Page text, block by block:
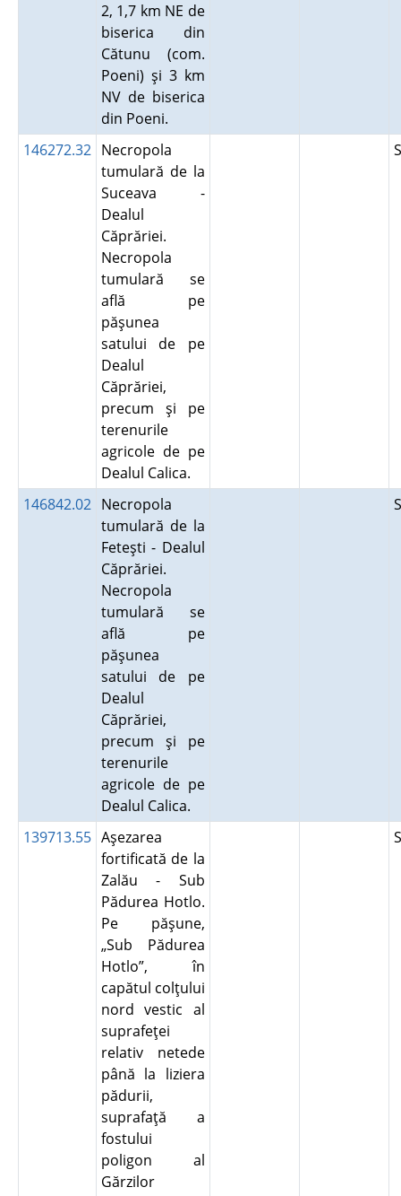
2, 1,7 km NE de
biserica din
Cătunu (com.
Poeni) şi 3 km
NV de biserica
din Poeni.
146272.32 Necropola
tumulară de la
Suceava -
Dealul
Căprăriei.
Necropola
tumulară se
află pe
păşunea
satului de pe
Dealul
Căprăriei,
precum şi pe
terenurile
agricole de pe
Dealul Calica.
146842.02 Necropola
tumulară de la
Feteşti - Dealul
Căprăriei.
Necropola
tumulară se
află pe
păşunea
satului de pe
Dealul
Căprăriei,
precum şi pe
terenurile
agricole de pe
Dealul Calica.
139713.55 Aşezarea
fortificată de la
Zalău - Sub
Pădurea Hotlo.
Pe păşune,
„Sub Pădurea
Hotlo”, în
capătul colţului
nord vestic al
suprafeţei
relativ netede
până la liziera
pădurii,
suprafaţă a
fostului
poligon al
Gărzilor